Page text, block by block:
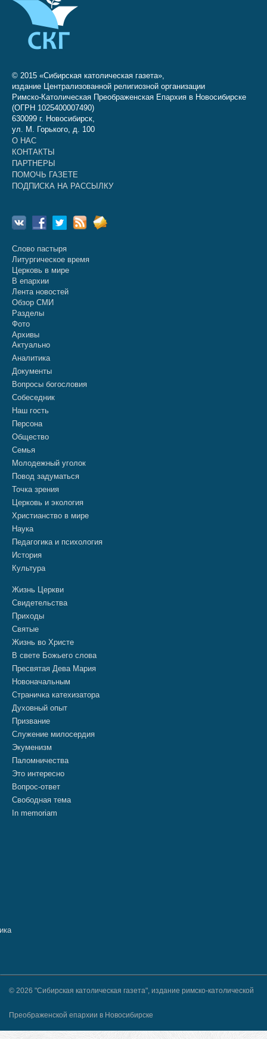
© 2015 «Сибирская католическая газета»,
издание Централизованной религиозной организации
Римско-Католическая Преображенская Епархия в Новосибирске
(ОГРН 1025400007490)
630099 г. Новосибирск,
ул. М. Горького, д. 100
О НАС
КОНТАКТЫ
ПАРТНЕРЫ
ПОМОЧЬ ГАЗЕТЕ
ПОДПИСКА НА РАССЫЛКУ
Слово пастыря
Литургическое время
Церковь в мире
В епархии
Лента новостей
Обзор СМИ
Разделы
Фото
Архивы
Актуально
Аналитика
Документы
Вопросы богословия
Собеседник
Наш гость
Персона
Общество
Семья
Молодежный уголок
Повод задуматься
Точка зрения
Церковь и экология
Христианство в мире
Наука
Педагогика и психология
История
Культура
Жизнь Церкви
Свидетельства
Приходы
Святые
Жизнь во Христе
В свете Божьего слова
Пресвятая Дева Мария
Новоначальным
Страничка катехизатора
Духовный опыт
Призвание
Служение милосердия
Экуменизм
Паломничества
Это интересно
Вопрос-ответ
Свободная тема
In memoriam
© 2026 "Сибирская католическая газета", издание римско-католической
Преображенской епархии в Новосибирске